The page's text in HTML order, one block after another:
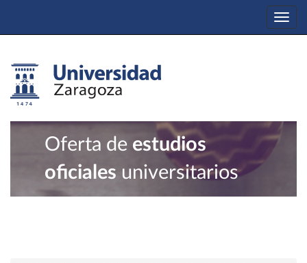
Oferta de estudios
oficiales universitarios